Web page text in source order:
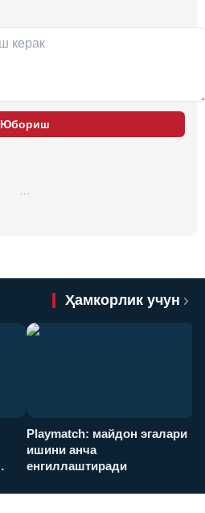
Юбориш
Ҳамкорлик учун
Playmatch: майдон эгалари
ишини анча
енгиллаштиради